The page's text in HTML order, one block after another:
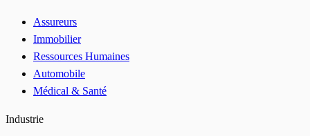
Assureurs
Immobilier
Ressources Humaines
Automobile
Médical & Santé
Industrie